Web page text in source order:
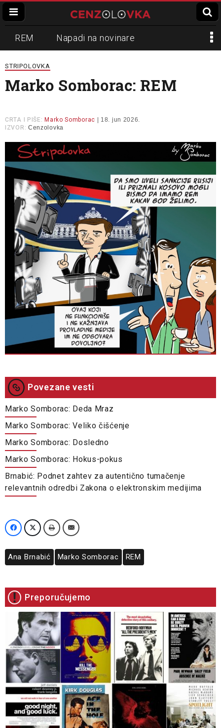
REM Napadi na novinare
Zvučni top
Propaganda Lokalni mediji
STRIPOLOVKA
Marko Somborac: REM
CRTA I PIŠE: Marko Somborac | 18. jun 2026.
IZVOR: Cenzolovka
Povezane vesti
Marko Somborac: Deda Mraz
Marko Somborac: Veliko čišćenje
Marko Somborac: Dosledno
Marko Somborac: Hokus-pokus
Brnabić: Podnet zahtev za autentično tumačenje
relevantnih odredbi Zakona o elektronskim medijima
Ana Brnabić Marko Somborac REM
Preporučujemo